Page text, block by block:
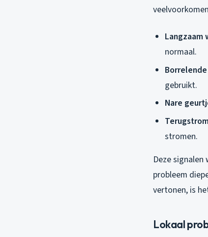
Langzaam
normaal.
gebruikt.
Nare
stromen.
Deze
probleem
vertonen, is
Lokaal